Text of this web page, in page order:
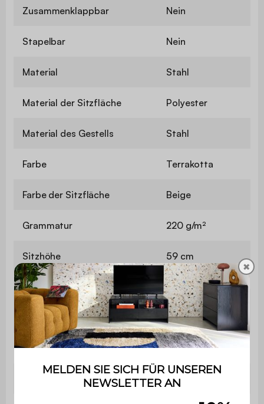
Zusammenklappbar Nein
Stapelbar Nein
Material Stahl
Material der Sitzfläche Polyester
Material des Gestells Stahl
Farbe Terrakotta
Farbe der Sitzfläche Beige
Grammatur 220 g/m²
Sitzhöhe 59 cm
Stärke der
Sitzfläche
18 cm
Armlehne Nein
15,4 kg
✖